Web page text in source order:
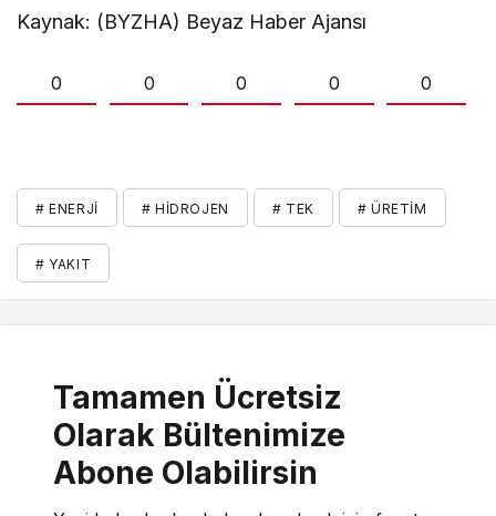
Kaynak: (BYZHA) Beyaz Haber Ajansı
0 0 0 0 0
# ENERJI # HIDROJEN # TEK # ÜRETIM
# YAKIT
Tamamen Ücretsiz
Olarak Bültenimize
Abone Olabilirsin